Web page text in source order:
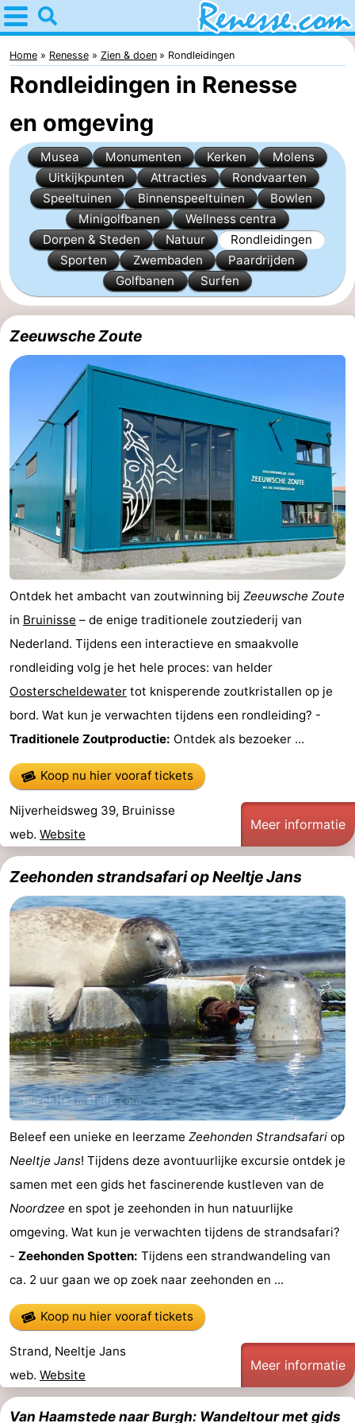
Home
Renesse
Tips
Voor
kinderen
Overnachten
Appartementen
Greve
Zeeuwse
Kust
Bed
(&
breakfasts)
Campings
Hotels
Vakantiehuizen
Buitenheem
-
De
Oase
-
Duinoord
Ginsterveld
-
Julianahoeve
-
Livingstone
-
Port
Greve
-
Port
Zélande
-
Resort
Haamstede
-
Résidence
't
Hof
van
Haamstede
-
Schouwen
-
Schouwse
Valleien
-
Soeten
Haert
-
Wijde
Blick
Zeeland
Village
-
Zeeuwse
Kust
-
Zonnedorp
-
’t
Hof
van
Last
minutes
Strand
Zien
doen
Bezienswaardigheden
-
Monumenten
-
Molens
-
Uitkijkpunten
Attracties
Home Renesse Zien & doen Rondleidingen
Rondleidingen in Renesse
en omgeving
Musea Monumenten Kerken
Molens
Uitkijkpunten
Attracties
Rondvaarten
Speeltuinen
Binnenspeeltuinen
Bowlen
Minigolfbanen
Wellness centra
Dorpen & Steden
Natuur
Rondleidingen
Sporten
Zwembaden
Paardrijden
Golfbanen
Surfen
Zeeuwsche Zoute
Ontdek het ambacht van zoutwinning bij Zeeuwsche Zoute
in Bruinisse – de enige traditionele zoutziederij van
Nederland. Tijdens een interactieve en smaakvolle
rondleiding volg je het hele proces: van helder
Oosterscheldewater tot knisperende zoutkristallen op je
bord. Wat kun je verwachten tijdens een rondleiding? -
Traditionele Zoutproductie: Ontdek als bezoeker ...
Koop nu hier vooraf tickets
Nijverheidsweg 39, Bruinisse
web. Website
Meer informatie
Zeehonden strandsafari op Neeltje Jans
Beleef een unieke en leerzame Zeehonden Strandsafari op
Neeltje Jans! Tijdens deze avontuurlijke excursie ontdek je
samen met een gids het fascinerende kustleven van de
Noordzee en spot je zeehonden in hun natuurlijke
omgeving. Wat kun je verwachten tijdens de strandsafari?
- Zeehonden Spotten: Tijdens een strandwandeling van
ca. 2 uur gaan we op zoek naar zeehonden en ...
Koop nu hier vooraf tickets
Strand, Neeltje Jans
web. Website
Meer informatie
Van Haamstede naar Burgh: Wandeltour met gids